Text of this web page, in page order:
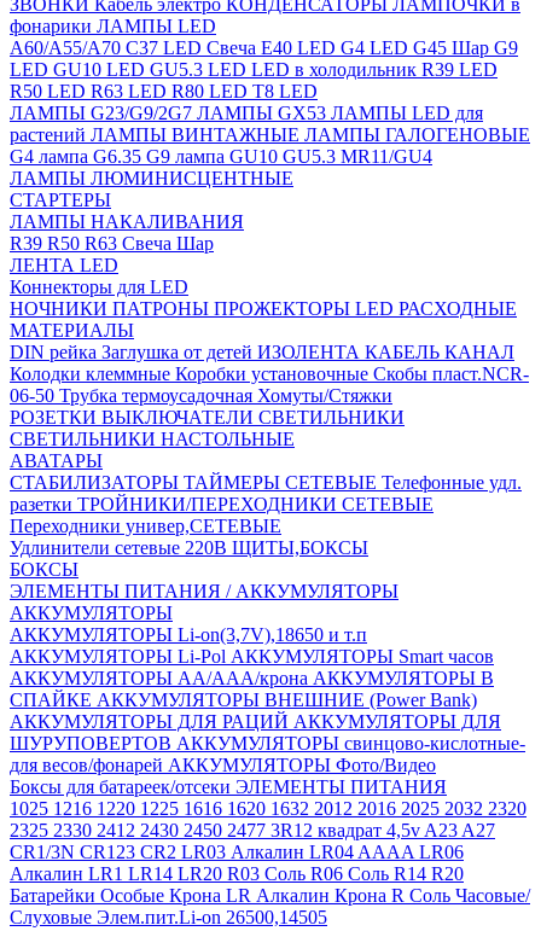
ЗВОНКИ Кабель электро КОНДЕНСАТОРЫ ЛАМПОЧКИ в
фонарики ЛАМПЫ LED
A60/A55/A70 C37 LED Свеча E40 LED G4 LED G45 Шар G9
LED GU10 LED GU5.3 LED LED в холодильник R39 LED
R50 LED R63 LED R80 LED T8 LED
ЛАМПЫ G23/G9/2G7 ЛАМПЫ GX53 ЛАМПЫ LED для
растений ЛАМПЫ ВИНТАЖНЫЕ ЛАМПЫ ГАЛОГЕНОВЫЕ
G4 лампа G6.35 G9 лампа GU10 GU5.3 MR11/GU4
ЛАМПЫ ЛЮМИНИСЦЕНТНЫЕ
СТАРТЕРЫ
ЛАМПЫ НАКАЛИВАНИЯ
R39 R50 R63 Свеча Шар
ЛЕНТА LED
Коннекторы для LED
НОЧНИКИ ПАТРОНЫ ПРОЖЕКТОРЫ LED РАСХОДНЫЕ
МАТЕРИАЛЫ
DIN рейка Заглушка от детей ИЗОЛЕНТА КАБЕЛЬ КАНАЛ
Колодки клеммные Коробки установочные Скобы пласт.NCR-
06-50 Трубка термоусадочная Хомуты/Стяжки
РОЗЕТКИ ВЫКЛЮЧАТЕЛИ СВЕТИЛЬНИКИ
СВЕТИЛЬНИКИ НАСТОЛЬНЫЕ
АВАТАРЫ
СТАБИЛИЗАТОРЫ ТАЙМЕРЫ СЕТЕВЫЕ Телефонные удл.
разетки ТРОЙНИКИ/ПЕРЕХОДНИКИ СЕТЕВЫЕ
Переходники универ,СЕТЕВЫЕ
Удлинители сетевые 220В ЩИТЫ,БОКСЫ
БОКСЫ
ЭЛЕМЕНТЫ ПИТАНИЯ / АККУМУЛЯТОРЫ
АККУМУЛЯТОРЫ
АККУМУЛЯТОРЫ Li-on(3,7V),18650 и т.п
АККУМУЛЯТОРЫ Li-Pol АККУМУЛЯТОРЫ Smart часов
АККУМУЛЯТОРЫ АА/ААА/крона АККУМУЛЯТОРЫ В
СПАЙКЕ АККУМУЛЯТОРЫ ВНЕШНИЕ (Power Bank)
АККУМУЛЯТОРЫ ДЛЯ РАЦИЙ АККУМУЛЯТОРЫ ДЛЯ
ШУРУПОВЕРТОВ АККУМУЛЯТОРЫ свинцово-кислотные-
для весов/фонарей АККУМУЛЯТОРЫ Фото/Видео
Боксы для батареек/отсеки ЭЛЕМЕНТЫ ПИТАНИЯ
1025 1216 1220 1225 1616 1620 1632 2012 2016 2025 2032 2320
2325 2330 2412 2430 2450 2477 3R12 квадрат 4,5v A23 A27
CR1/3N CR123 CR2 LR03 Алкалин LR04 AAAA LR06
Алкалин LR1 LR14 LR20 R03 Соль R06 Соль R14 R20
Батарейки Особые Крона LR Алкалин Крона R Соль Часовые/
Слуховые Элем.пит.Li-on 26500,14505